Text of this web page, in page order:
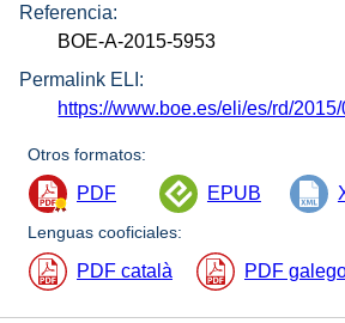
Referencia:
BOE-A-2015-5953
Permalink ELI:
https://www.boe.es/eli/es/rd/
Otros formatos:
PDF EPUB
Lenguas cooficiales:
PDF català PDF